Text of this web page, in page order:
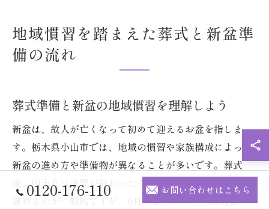
地域慣習を踏まえた葬式と新盆準
備の流れ
葬式準備と新盆の地域慣習を理解しよう
新盆は、故人が亡くなって初めて迎えるお盆を指しま
す。栃木県小山市では、地域の慣習や家族構成によって
新盆の進め方や準備物が異なることが多いです。葬式
後、四十九日法要が終わったタイミングで新盆の準備を
進めるのが一般的ですが、6月にご不幸があった場合
0120-176-110 お問い合わせはこちら